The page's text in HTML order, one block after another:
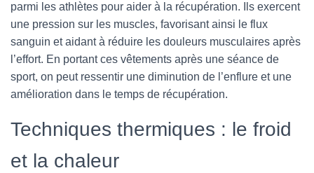
parmi les athlètes pour aider à la récupération. Ils exercent
une pression sur les muscles, favorisant ainsi le flux
sanguin et aidant à réduire les douleurs musculaires après
l’effort. En portant ces vêtements après une séance de
sport, on peut ressentir une diminution de l’enflure et une
amélioration dans le temps de récupération.
Techniques thermiques : le froid
et la chaleur